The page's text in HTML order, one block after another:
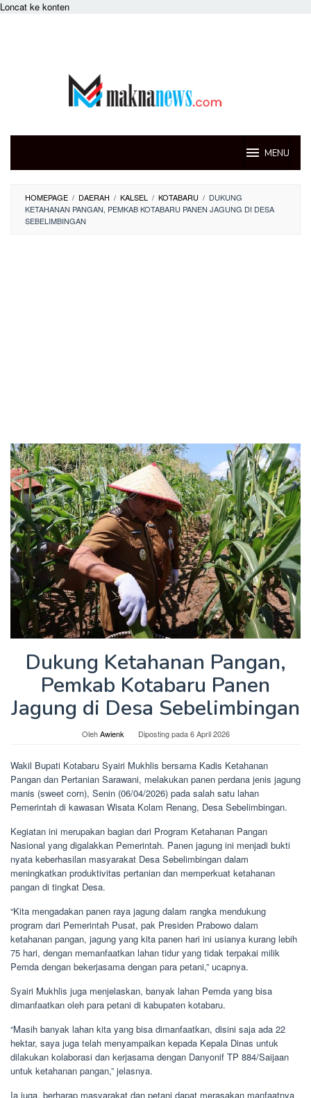
Loncat ke konten
MENU
HOMEPAGE / DAERAH / KALSEL / KOTABARU / DUKUNG
KETAHANAN PANGAN, PEMKAB KOTABARU PANEN JAGUNG DI DESA
SEBELIMBINGAN
Dukung Ketahanan Pangan,
Pemkab Kotabaru Panen
Jagung di Desa Sebelimbingan
OlehAwienk Diposting pada6 April 2026
Wakil Bupati Kotabaru Syairi Mukhlis bersama Kadis Ketahanan
Pangan dan Pertanian Sarawani, melakukan panen perdana jenis jagung
manis (sweet corn), Senin (06/04/2026) pada salah satu lahan
Pemerintah di kawasan Wisata Kolam Renang, Desa Sebelimbingan.
Kegiatan ini merupakan bagian dari Program Ketahanan Pangan
Nasional yang digalakkan Pemerintah. Panen jagung ini menjadi bukti
nyata keberhasilan masyarakat Desa Sebelimbingan dalam
meningkatkan produktivitas pertanian dan memperkuat ketahanan
pangan di tingkat Desa.
“Kita mengadakan panen raya jagung dalam rangka mendukung
program dari Pemerintah Pusat, pak Presiden Prabowo dalam
ketahanan pangan, jagung yang kita panen hari ini usianya kurang lebih
75 hari, dengan memanfaatkan lahan tidur yang tidak terpakai milik
Pemda dengan bekerjasama dengan para petani,” ucapnya.
Syairi Mukhlis juga menjelaskan, banyak lahan Pemda yang bisa
dimanfaatkan oleh para petani di kabupaten kotabaru.
“Masih banyak lahan kita yang bisa dimanfaatkan, disini saja ada 22
hektar, saya juga telah menyampaikan kepada Kepala Dinas untuk
dilakukan kolaborasi dan kerjasama dengan Danyonif TP 884/Saijaan
untuk ketahanan pangan,” jelasnya.
Ia juga, berharap masyarakat dan petani dapat merasakan manfaatnya